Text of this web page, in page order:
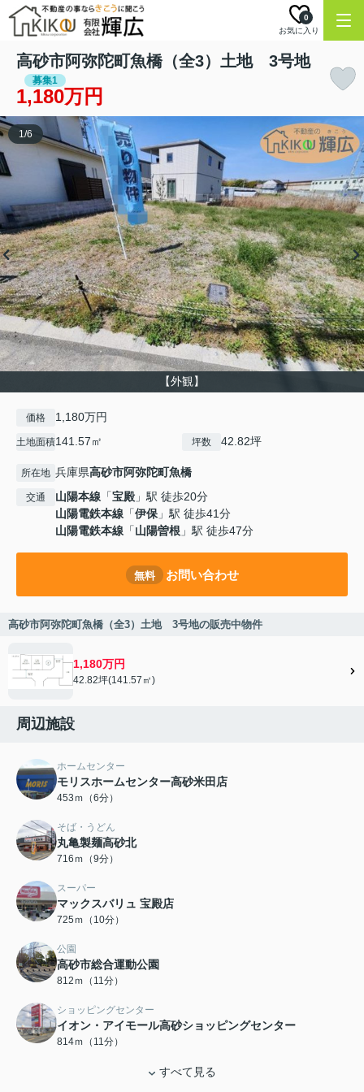
お気に入り
0
高砂市阿弥陀町魚橋（全3）土地 3号地
募集1
1,180万円
【外観】
1/6
価格 1,180万円
土地面積141.57㎡ 坪数 42.82坪
所在地 兵庫県高砂市阿弥陀町魚橋
交通 山陽本線 「宝殿 」駅 徒歩20分
山陽電鉄本線 「伊保」駅 徒歩41分
山陽電鉄本線 「山陽曽根 」駅 徒歩47分
無料 お問い合わせ
高砂市阿弥陀町魚橋（全3）土地 3号地の販売中物件
1,180万円
42.82坪(141.57㎡)
周辺施設
ホームセンター
モリスホームセンター高砂米田店
453ｍ（6分）
そば・うどん
丸亀製麺高砂北
716ｍ（9分）
スーパー
マックスバリュ 宝殿店
725ｍ（10分）
公園
高砂市総合運動公園
812ｍ（11分）
ショッピングセンター
イオン・アイモール高砂ショッピングセンター
814ｍ（11分）
すべて見る